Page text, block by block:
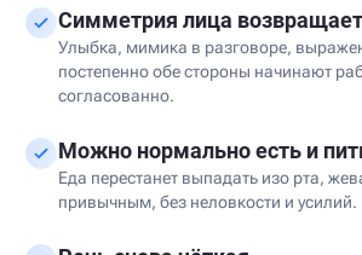
Симметрия лица
Улыбка, мимика в разговоре,
постепенно обе стороны начинают
согласованно.
Можно нормально есть и
Еда перестанет выпадать изо рта,
привычным, без неловкости и усилий.